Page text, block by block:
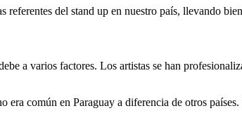
referentes del stand up en nuestro país, llevando
a varios factores. Los artistas se han
era común en Paraguay a diferencia de otros